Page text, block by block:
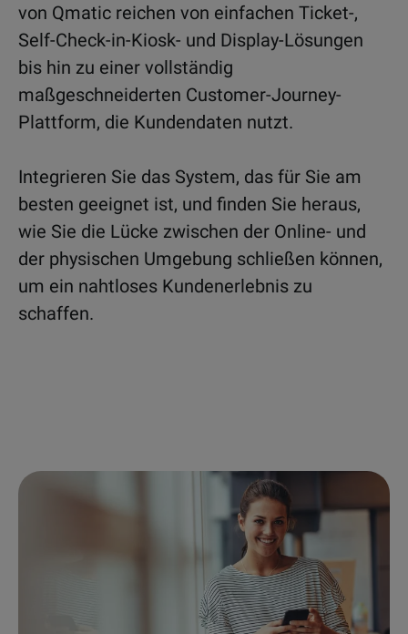
von Qmatic reichen von einfachen Ticket-,
Self-Check-in-Kiosk- und Display-Lösungen
bis hin zu einer vollständig
maßgeschneiderten Customer-Journey-
Plattform, die Kundendaten nutzt.
Integrieren Sie das System, das für Sie am
besten geeignet ist, und finden Sie heraus,
wie Sie die Lücke zwischen der Online- und
der physischen Umgebung schließen können,
um ein nahtloses Kundenerlebnis zu
schaffen.